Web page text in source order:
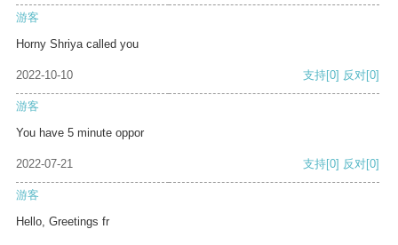
游客
Horny Shriya called you
2022-10-10 支持[0] 反对[0]
游客
You have 5 minute oppor
2022-07-21 支持[0] 反对[0]
游客
Hello, Greetings fr